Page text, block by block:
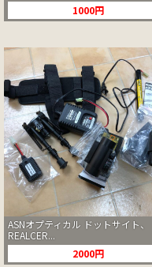
1000円
ASNオプティカル ドットサイト、
REALCER...
2000円